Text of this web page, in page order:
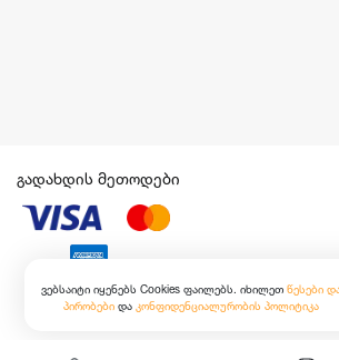
ვებსაიტი იყენებს Cookies ფაილებს. იხილეთ წესები
პირობები და კონფიდენციალურობის პოლიტიკა
გადახდის მეთოდები